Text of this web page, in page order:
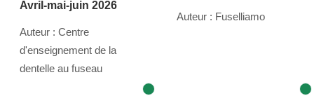
Avril-mai-juin 2026
Auteur : Centre
d'enseignement de la
dentelle au fuseau
Auteur : Fuselliamo